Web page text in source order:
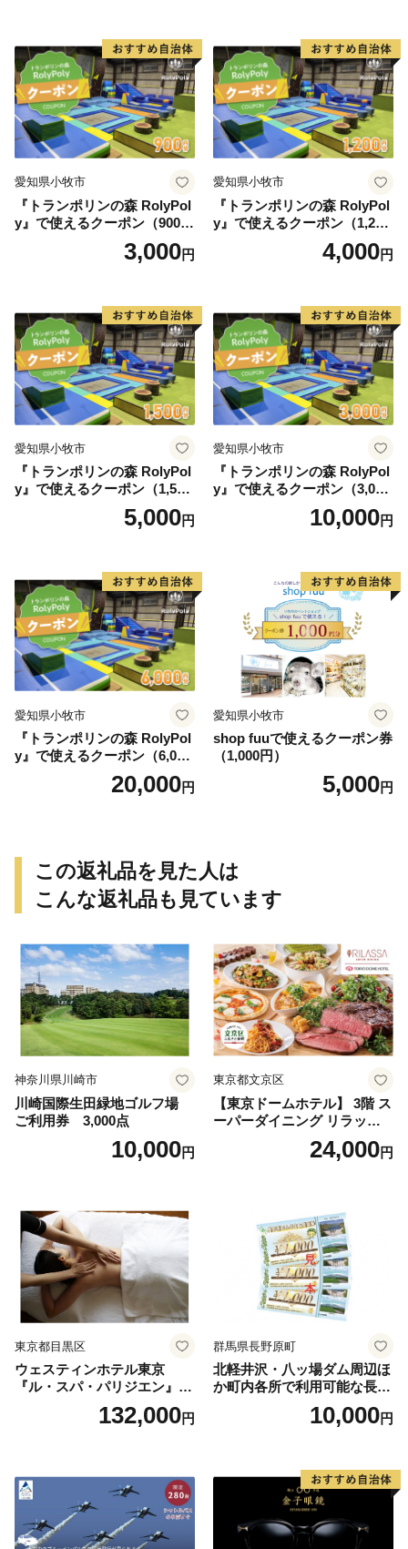
愛知県小牧市
『トランポリンの森 RolyPol
y』で使えるクーポン（900
3,000円
愛知県小牧市
『トランポリンの森 RolyPol
y』で使えるクーポン（1,200
4,000円
愛知県小牧市
『トランポリンの森 RolyPol
y』で使えるクーポン（1,500
5,000円
愛知県小牧市
『トランポリンの森 RolyPol
y』で使えるクーポン（3,000
10,000円
愛知県小牧市
『トランポリンの森 RolyPol
y』で使えるクーポン（6,000
20,000円
愛知県小牧市
shop fuuで使えるクーポン券
（1,000円）
5,000円
この返礼品を見た人は
こんな返礼品も見ています
神奈川県川崎市
川崎国際生田緑地ゴルフ場
ご利用券 3,000点
10,000円
東京都文京区
【東京ドームホテル】 3階 ス
ーパーダイニング リラッサ
ランチブッフェ お食事券 大
人1名様分 関東 東京 ご利用
24,000円
東京都目黒区
ウェスティンホテル東京
『ル・スパ・パリジエン』選
べるボディセラピー90分/1名
132,000円
群馬県長野原町
北軽井沢・八ッ場ダム周辺ほ
か町内各所で利用可能な長野
原町ふるさと感謝券（3,000
円分）【トラベル 観光 旅行
10,000円